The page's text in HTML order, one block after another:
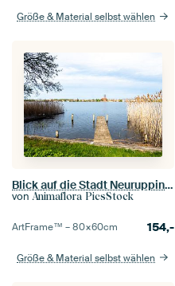
Größe & Material selbst wählen
Blick auf die Stadt Neuruppin vom Neuruppiner See
von Animaflora PicsStock
ArtFrame™ –80×60cm 154,-
Größe & Material selbst wählen